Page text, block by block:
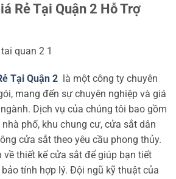
Rẻ Tại Quận 2 Hỗ Trợ
Tại Quận 2
là một công ty chuyên
mang đến sự chuyên nghiệp và giá
Dịch vụ của chúng tôi bao gồm
phố, khu chung cư, cửa sắt dân
cửa sắt theo yêu cầu phong thủy.
về thiết kế cửa sắt để giúp bạn tiết
tính hợp lý. Đội ngũ kỹ thuật của